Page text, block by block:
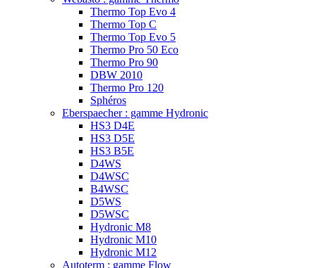
Thermo Top Evo 4
Thermo Top C
Thermo Top Evo 5
Thermo Pro 50 Eco
Thermo Pro 90
DBW 2010
Thermo Pro 120
Sphéros
Eberspaecher : gamme Hydronic
HS3 D4E
HS3 D5E
HS3 B5E
D4WS
D4WSC
B4WSC
D5WS
D5WSC
Hydronic M8
Hydronic M10
Hydronic M12
Autoterm : gamme Flow